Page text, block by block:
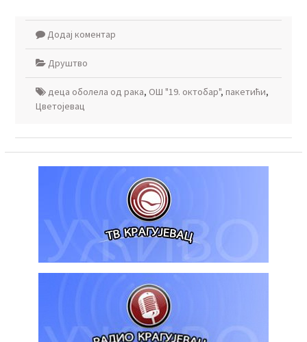
Додај коментар
Друштво
деца оболела од рака, ОШ "19. октобар", пакетићи,
Цветојевац